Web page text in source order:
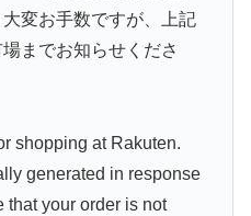
変お手数ですが、上記
までお知らせくださ
shopping at Rakuten.
generated in response
that your order is not